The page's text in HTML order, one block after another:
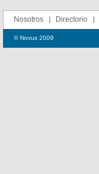
Nosotros Directorio
© Novus 2009